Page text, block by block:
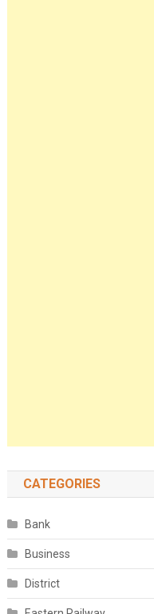
CATEGORIES
Bank
Business
District